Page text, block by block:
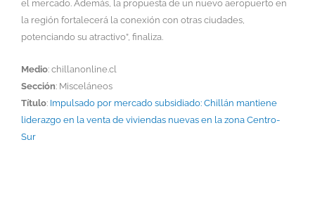
el mercado. Además, la propuesta de un nuevo aeropuerto en
la región fortalecerá la conexión con otras ciudades,
potenciando su atractivo”, finaliza.
Medio: chillanonline.cl
Sección: Misceláneos
Título: Impulsado por mercado subsidiado: Chillán mantiene
liderazgo en la venta de viviendas nuevas en la zona Centro-
Sur